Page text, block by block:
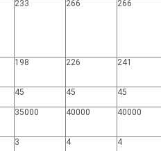
233 266 266
198 226 241
45 45 45
35000 40000 40000
3 4 4